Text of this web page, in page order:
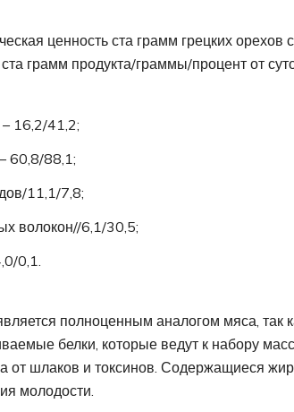
ценность ста грамм грецких
грамм продукта/граммы/процент от
– 16,2/41,2;
60,8/88,1;
11,1/7,8;
волокон//6,1/30,5;
0,1.
полноценным аналогом мяса, так
белки, которые ведут к набору
от шлаков и токсинов. Содержащиеся
молодости.